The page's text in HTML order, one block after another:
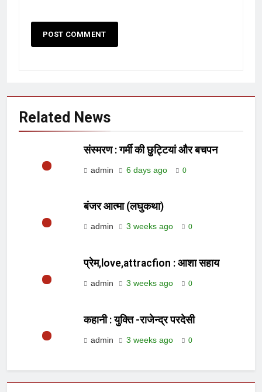
Related News
संस्मरण : गर्मी की छुट्टियां और बचपन
admin 6 days ago 0
बंजर आत्मा (लघुकथा)
admin 3 weeks ago 0
प्रेम,love,attracfion : आशा सहाय
admin 3 weeks ago 0
कहानी : युक्ति -राजेन्द्र परदेसी
admin 3 weeks ago 0